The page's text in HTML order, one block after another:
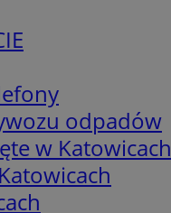
odpadów
w Katowicach